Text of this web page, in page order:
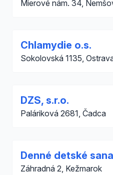
Mierové nám. 34,
Chlamydie o.s.
Sokolovská 1135,
DZS, s.r.o.
Paláriková 2681, Čadca
Denné detské
Záhradná 2, Kežmarok